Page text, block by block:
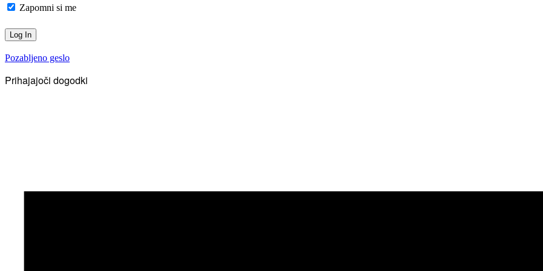
Zapomni si me
Pozabljeno geslo
Prihajajoči dogodki